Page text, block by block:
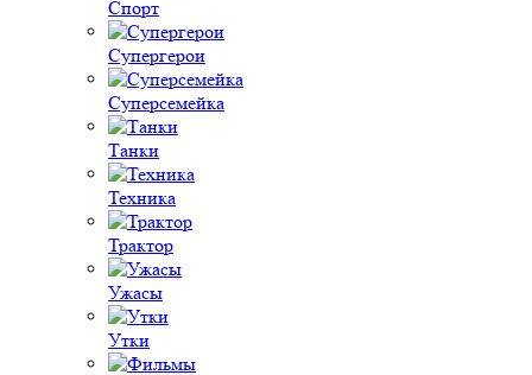
Спорт
Супергерои
Суперсемейка
Танки
Техника
Трактор
Ужасы
Утки